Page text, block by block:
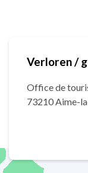
Verloren /
Office de
73210 Aime-